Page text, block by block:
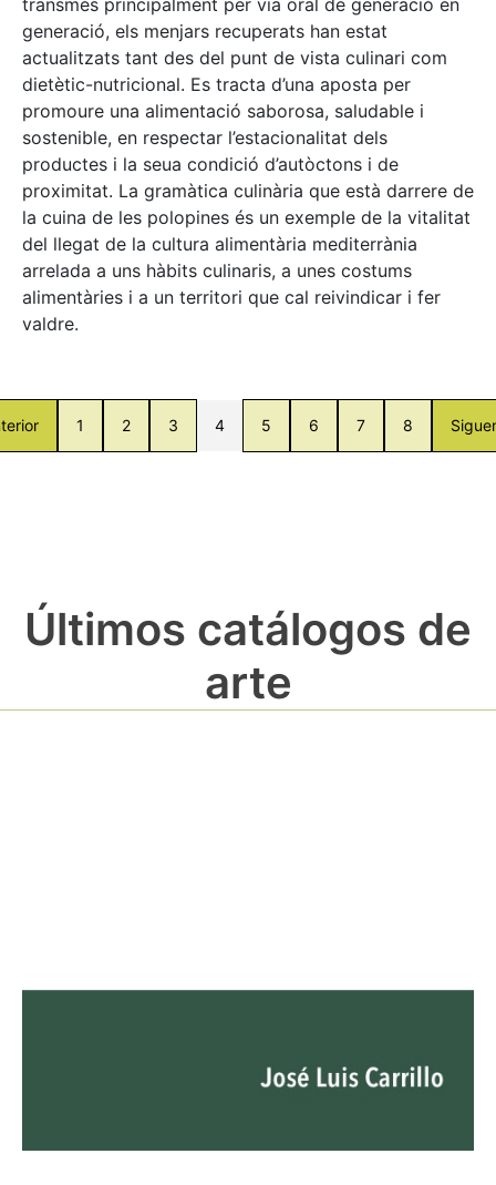
generació, els menjars recuperats han estat
actualitzats tant des del punt de vista culinari com
dietètic-nutricional. Es tracta d’una aposta per
promoure una alimentació saborosa, saludable i
sostenible, en respectar l’estacionalitat dels
productes i la seua condició d’autòctons i de
proximitat. La gramàtica culinària que està darrere de
la cuina de les polopines és un exemple de la vitalitat
del llegat de la cultura alimentària mediterrània
arrelada a uns hàbits culinaris, a unes costums
alimentàries i a un territori que cal reivindicar i fer
valdre.
1 2 3 4 5 6 7 8
Últimos catálogos de
arte